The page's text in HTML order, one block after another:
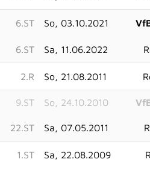
6.ST So, 03.10.2021
6.ST Sa, 11.06.2022
2.R So, 21.08.2011
9.ST So, 24.10.2010
22.ST Sa, 07.05.2011
1.ST Sa, 22.08.2009